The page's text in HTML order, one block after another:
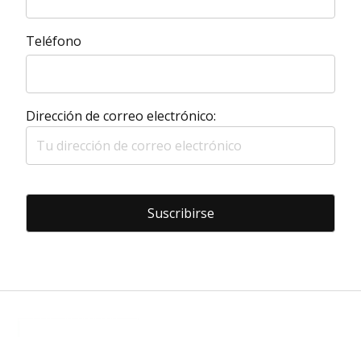
Teléfono
Dirección de correo electrónico: